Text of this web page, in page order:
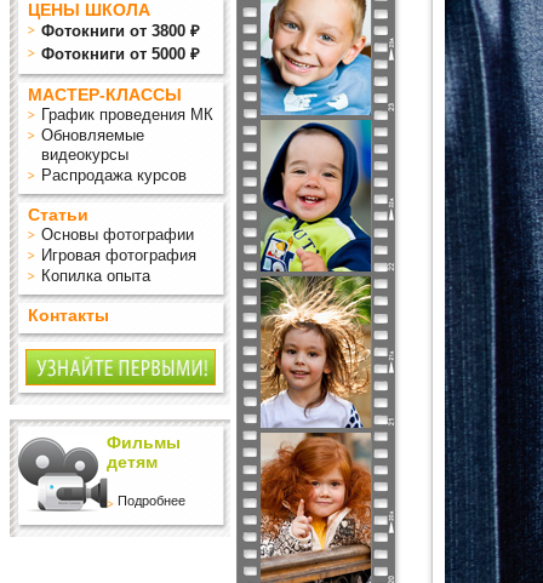
ЦЕНЫ ШКОЛА
Фотокниги от 3800 ₽
Фотокниги от 5000 ₽
МАСТЕР-КЛАССЫ
График проведения МК
Обновляемые
видеокурсы
Распродажа курсов
Статьи
Основы фотографии
Игровая фотография
Копилка опыта
Контакты
Фильмы
детям
Подробнее